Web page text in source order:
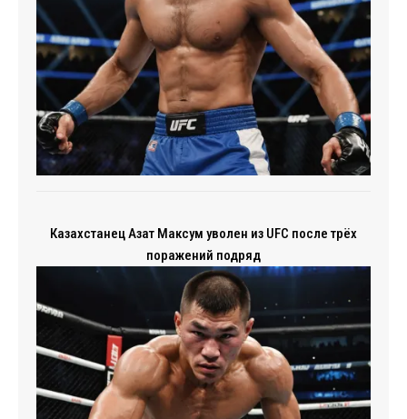
Казахстанец Азат Максум уволен из UFC после трёх
поражений подряд